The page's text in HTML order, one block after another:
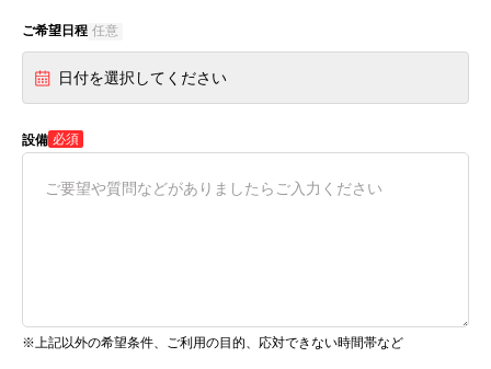
ご希望日程 任意
日付を選択してください
設備 必須
※上記以外の希望条件、ご利用の目的、応対できない時間帯など